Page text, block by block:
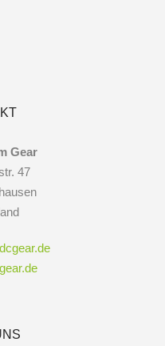
Gear
47